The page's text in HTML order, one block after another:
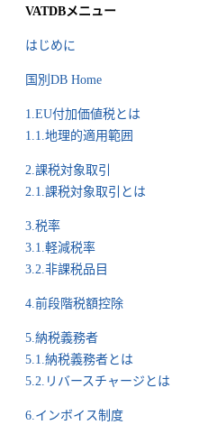
VATDBメニュー
はじめに
国別DB Home
1.EU付加価値税とは
1.1.地理的適用範囲
2.課税対象取引
2.1.課税対象取引とは
3.税率
3.1.軽減税率
3.2.非課税品目
4.前段階税額控除
5.納税義務者
5.1.納税義務者とは
5.2.リバースチャージとは
6.インボイス制度